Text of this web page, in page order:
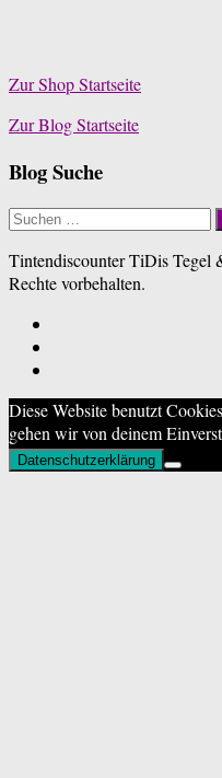
Zur Shop Startseite
Zur Blog Startseite
Blog Suche
Suchen
Tintendiscounter TiDis
Rechte vorbehalten.
Diese Website benutzt
gehen wir von deinem
Datenschutzerklärung